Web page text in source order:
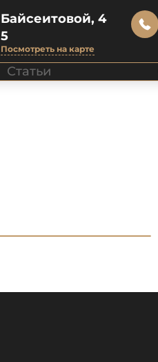
Байсеитовой, 4
5
Посмотреть на карте
Статьи